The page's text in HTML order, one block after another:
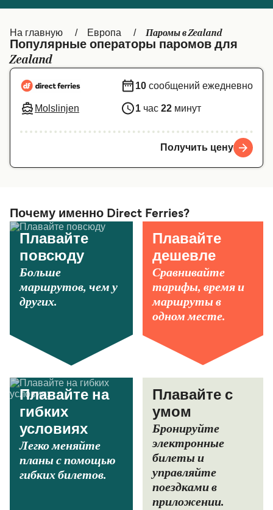
Ελλάδα Belgique (FR)
Polska
Schweiz (DE) Norge
Україна Indonesia
المغرب Maroc (FR)
На главную Европа Паромы в Zealand
Популярные операторы паромов для
Zealand
Molslinjen
10 сообщений ежедневно
1 час 22 минут
Получить цену
Почему именно Direct Ferries?
Плавайте
повсюду
Больше
маршрутов, чем у
других.
Плавайте
дешевле
Сравнивайте
тарифы, время и
маршруты в
одном месте.
Плавайте на
гибких
условиях
Легко меняйте
планы с помощью
гибких билетов.
Плавайте с
умом
Бронируйте
электронные
билеты и
управляйте
поездками в
приложении.